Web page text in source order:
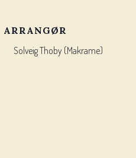
ARRANGØR
Solveig Thoby (Makrame)